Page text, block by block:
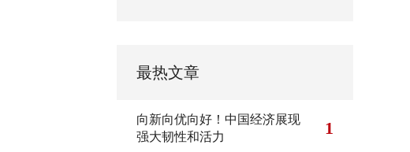
最热文章
向新向优向好！中国经济展现
强大韧性和活力
1